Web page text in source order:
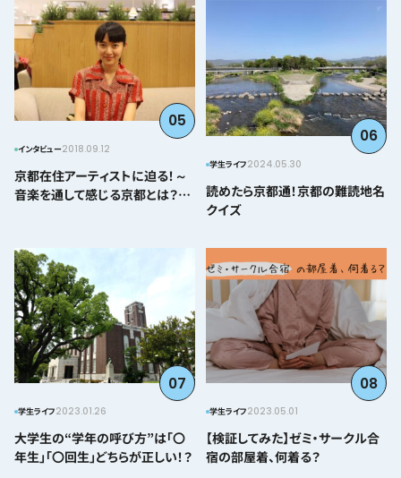
05
インタビュー2018.09.12
京都在住アーティストに迫る！～
音楽を通して感じる京都とは？＠
06
学生ライフ2024.05.30
読めたら京都通！京都の難読地名
クイズ
07
学生ライフ2023.01.26
大学生の“学年の呼び方”は「〇
年生」「〇回生」どちらが正しい！？
08
学生ライフ2023.05.01
【検証してみた】ゼミ・サークル合
宿の部屋着、何着る？